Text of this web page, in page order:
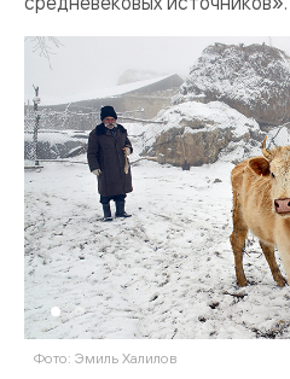
Фото: Эмиль Халилов